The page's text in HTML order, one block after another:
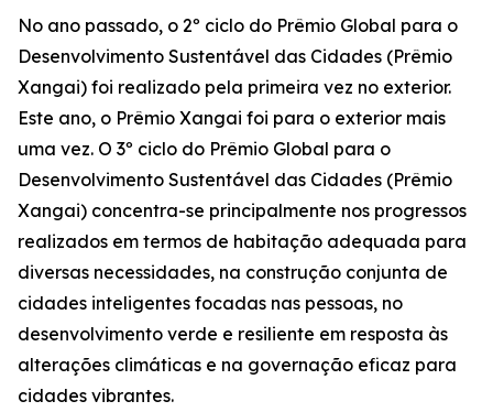
No ano passado, o 2º ciclo do Prêmio Global para o
Desenvolvimento Sustentável das Cidades (Prêmio
Xangai) foi realizado pela primeira vez no exterior.
Este ano, o Prêmio Xangai foi para o exterior mais
uma vez. O 3º ciclo do Prêmio Global para o
Desenvolvimento Sustentável das Cidades (Prêmio
Xangai) concentra-se principalmente nos progressos
realizados em termos de habitação adequada para
diversas necessidades, na construção conjunta de
cidades inteligentes focadas nas pessoas, no
desenvolvimento verde e resiliente em resposta às
alterações climáticas e na governação eficaz para
cidades vibrantes.